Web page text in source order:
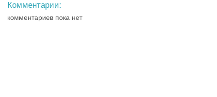
Комментарии:
комментариев пока нет